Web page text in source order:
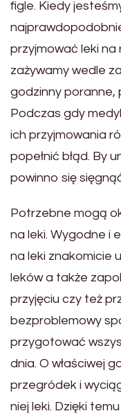
figle. Kiedy
przyjmować leki na
zażywamy wedle
godzinny poranne,
Podczas gdy
ich przyjmowania
popełnić błąd. By
powinno się
Potrzebne mogą
na leki. Wygodne i
na leki znakomicie
leków a także
przyjęciu czy też
bezproblemowy
przygotować
dnia. O właściwej
przegródek i
niej leki. Dzięki